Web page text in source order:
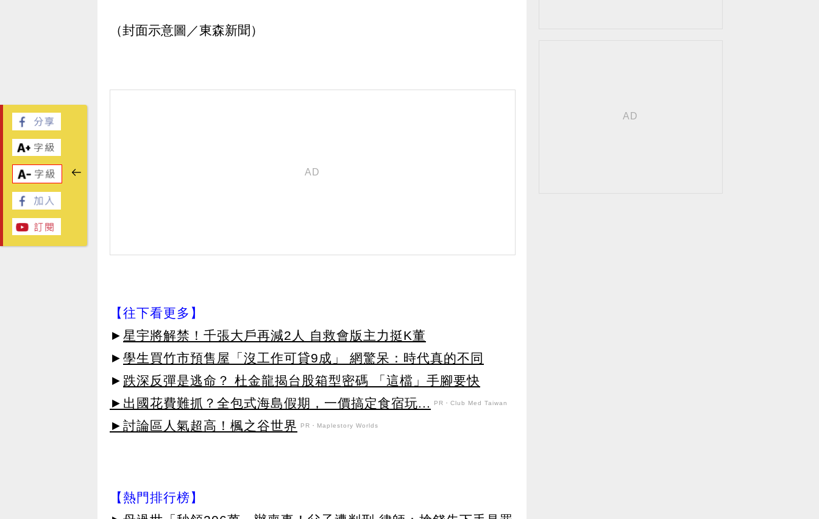
（封面示意圖／東森新聞）
【往下看更多】
► 星宇將解禁！千張大戶再減2人 自救會版主力挺K董
► 學生買竹市預售屋「沒工作可貸9成」 網驚呆：時代真的不同
► 跌深反彈是逃命？ 杜金龍揭台股箱型密碼 「這檔」手腳要快
►出國花費難抓？全包式海島假期，一價搞定食宿玩...
PR・Club Med Taiwan
►討論區人氣超高！楓之谷世界 PR・Maplestory Worlds
【熱門排行榜】